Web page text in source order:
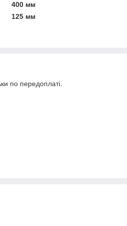
400 мм
125 мм
по передоплаті.